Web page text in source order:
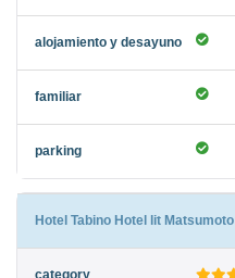
Hotel Tabino Hotel lit Matsumoto